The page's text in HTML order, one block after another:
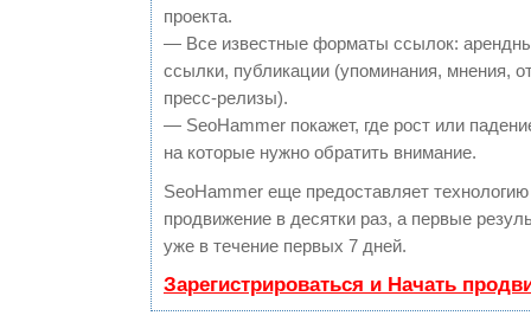
проекта.
— Все известные форматы ссылок:
ссылки, публикации (упоминания, мнения,
пресс-релизы).
— SeoHammer покажет, где рост или
на которые нужно обратить внимание.
SeoHammer еще предоставляет
продвижение в десятки раз, а первые
уже в течение первых 7 дней.
Зарегистрироваться и Начать